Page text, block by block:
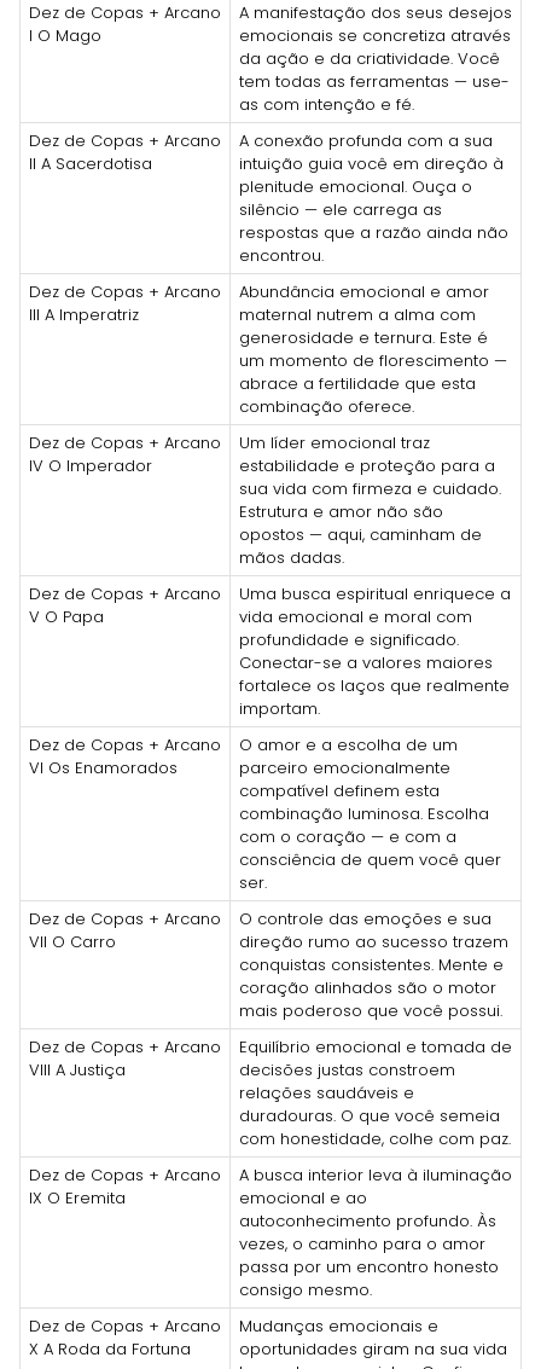
Dez de Copas + Arcano
I O Mago
A manifestação dos seus desejos
emocionais se concretiza através
da ação e da criatividade. Você
tem todas as ferramentas — use-
as com intenção e fé.
Dez de Copas + Arcano
II A Sacerdotisa
A conexão profunda com a sua
intuição guia você em direção à
plenitude emocional. Ouça o
silêncio — ele carrega as
respostas que a razão ainda não
encontrou.
Dez de Copas + Arcano
III A Imperatriz
Abundância emocional e amor
maternal nutrem a alma com
generosidade e ternura. Este é
um momento de florescimento —
abrace a fertilidade que esta
combinação oferece.
Dez de Copas + Arcano
IV O Imperador
Um líder emocional traz
estabilidade e proteção para a
sua vida com firmeza e cuidado.
Estrutura e amor não são
opostos — aqui, caminham de
mãos dadas.
Dez de Copas + Arcano
V O Papa
Uma busca espiritual enriquece a
vida emocional e moral com
profundidade e significado.
Conectar-se a valores maiores
fortalece os laços que realmente
importam.
Dez de Copas + Arcano
VI Os Enamorados
O amor e a escolha de um
parceiro emocionalmente
compatível definem esta
combinação luminosa. Escolha
com o coração — e com a
consciência de quem você quer
ser.
Dez de Copas + Arcano
VII O Carro
O controle das emoções e sua
direção rumo ao sucesso trazem
conquistas consistentes. Mente e
coração alinhados são o motor
mais poderoso que você possui.
Dez de Copas + Arcano
VIII A Justiça
Equilíbrio emocional e tomada de
decisões justas constroem
relações saudáveis e
duradouras. O que você semeia
com honestidade, colhe com paz.
Dez de Copas + Arcano
IX O Eremita
A busca interior leva à iluminação
emocional e ao
autoconhecimento profundo. Às
vezes, o caminho para o amor
passa por um encontro honesto
consigo mesmo.
Dez de Copas + Arcano
X A Roda da Fortuna
Mudanças emocionais e
oportunidades giram na sua vida